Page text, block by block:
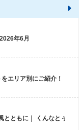
年6月
エリア別にご紹介！
とともに｜ くんなとぅ